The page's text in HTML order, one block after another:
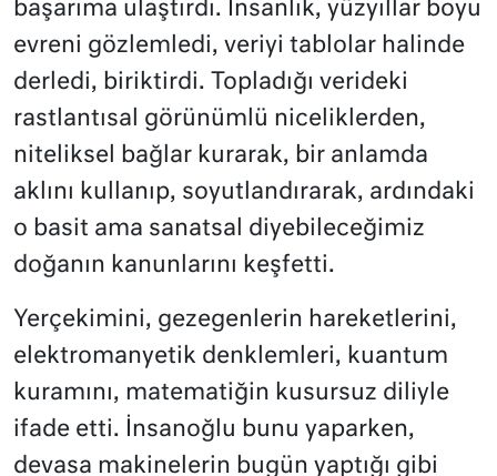
başarıma ulaştırdı. İnsanlık, yüzyıllar boyu
evreni gözlemledi, veriyi tablolar halinde
derledi, biriktirdi. Topladığı verideki
rastlantısal görünümlü niceliklerden,
niteliksel bağlar kurarak, bir anlamda
aklını kullanıp, soyutlandırarak, ardındaki
o basit ama sanatsal diyebileceğimiz
doğanın kanunlarını keşfetti.
Yerçekimini, gezegenlerin hareketlerini,
elektromanyetik denklemleri, kuantum
kuramını, matematiğin kusursuz diliyle
ifade etti. İnsanoğlu bunu yaparken,
devasa makinelerin bugün yaptığı gibi